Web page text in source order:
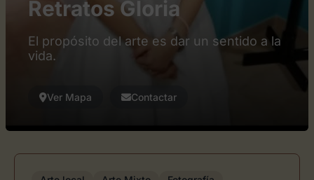
Retratos Gloria
El propósito del arte es dar un sentido a la
vida.
Ver Mapa Contactar